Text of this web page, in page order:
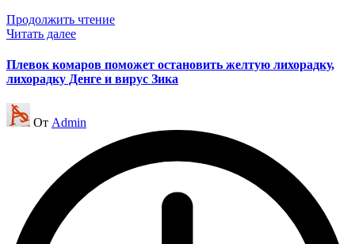
Продолжить чтение
Читать далее
Плевок комаров поможет остановить желтую лихорадку,
лихорадку Денге и вирус Зика
Запись
от
От Admin